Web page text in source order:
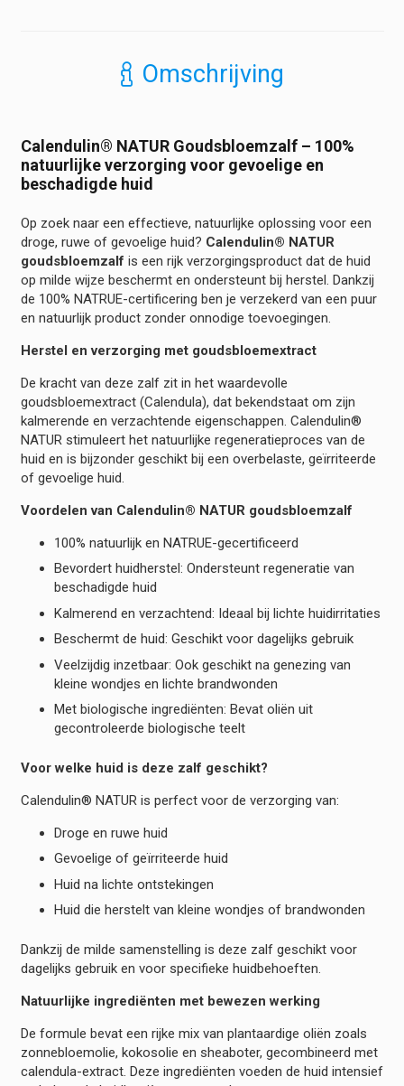
Omschrijving
Calendulin® NATUR Goudsbloemzalf – 100%
natuurlijke verzorging voor gevoelige en
beschadigde huid
Op zoek naar een effectieve, natuurlijke oplossing voor een
droge, ruwe of gevoelige huid? Calendulin® NATUR
goudsbloemzalf is een rijk verzorgingsproduct dat de huid
op milde wijze beschermt en ondersteunt bij herstel. Dankzij
de 100% NATRUE-certificering ben je verzekerd van een puur
en natuurlijk product zonder onnodige toevoegingen.
Herstel en verzorging met goudsbloemextract
De kracht van deze zalf zit in het waardevolle
goudsbloemextract (Calendula), dat bekendstaat om zijn
kalmerende en verzachtende eigenschappen. Calendulin®
NATUR stimuleert het natuurlijke regeneratieproces van de
huid en is bijzonder geschikt bij een overbelaste, geïrriteerde
of gevoelige huid.
Voordelen van Calendulin® NATUR goudsbloemzalf
100% natuurlijk en NATRUE-gecertificeerd
Bevordert huidherstel: Ondersteunt regeneratie van
beschadigde huid
Kalmerend en verzachtend: Ideaal bij lichte huidirritaties
Beschermt de huid: Geschikt voor dagelijks gebruik
Veelzijdig inzetbaar: Ook geschikt na genezing van
kleine wondjes en lichte brandwonden
Met biologische ingrediënten: Bevat oliën uit
gecontroleerde biologische teelt
Voor welke huid is deze zalf geschikt?
Calendulin® NATUR is perfect voor de verzorging van:
Droge en ruwe huid
Gevoelige of geïrriteerde huid
Huid na lichte ontstekingen
Huid die herstelt van kleine wondjes of brandwonden
Dankzij de milde samenstelling is deze zalf geschikt voor
dagelijks gebruik en voor specifieke huidbehoeften.
Natuurlijke ingrediënten met bewezen werking
De formule bevat een rijke mix van plantaardige oliën zoals
zonnebloemolie, kokosolie en sheaboter, gecombineerd met
calendula-extract. Deze ingrediënten voeden de huid intensief